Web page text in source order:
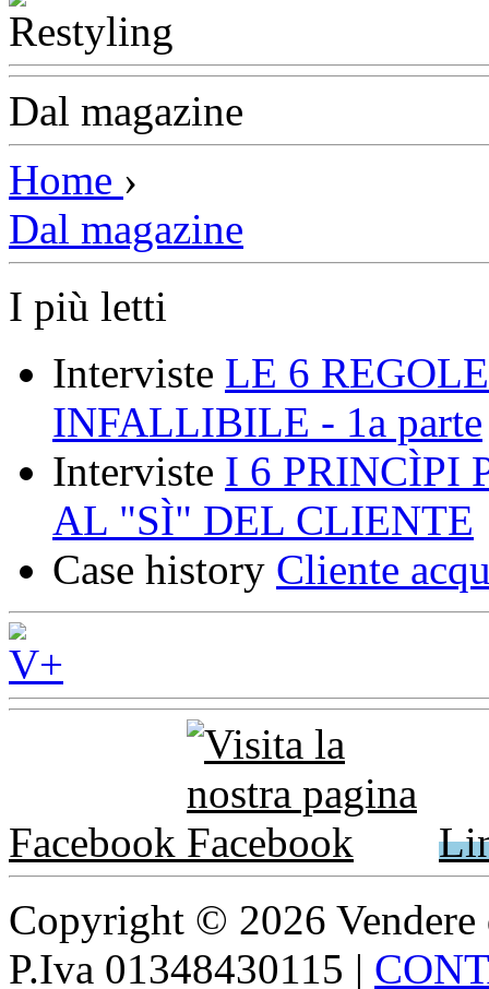
Dal magazine
Home ›
Dal magazine
I più letti
Interviste LE 6
INFALLIBILE - 1a parte
Interviste I 6 PRINCÌPI
AL "SÌ" DEL CLIENTE
Case history Cliente
Facebook
Copyright © 2026
P.Iva 01348430115 |